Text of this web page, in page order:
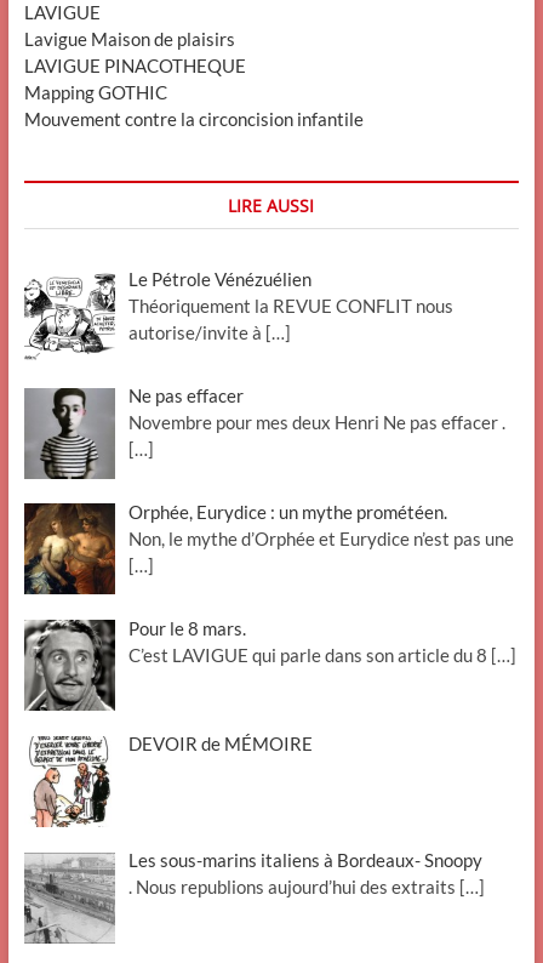
LAVIGUE
Lavigue Maison de plaisirs
LAVIGUE PINACOTHEQUE
Mapping GOTHIC
Mouvement contre la circoncision infantile
LIRE AUSSI
Le Pétrole Vénézuélien
Théoriquement la REVUE CONFLIT nous
autorise/invite à […]
Ne pas effacer
Novembre pour mes deux Henri Ne pas effacer .
[…]
Orphée, Eurydice : un mythe prométéen.
Non, le mythe d’Orphée et Eurydice n’est pas une
[…]
Pour le 8 mars.
C’est LAVIGUE qui parle dans son article du 8 […]
DEVOIR de MÉMOIRE
Les sous-marins italiens à Bordeaux- Snoopy
. Nous republions aujourd’hui des extraits […]